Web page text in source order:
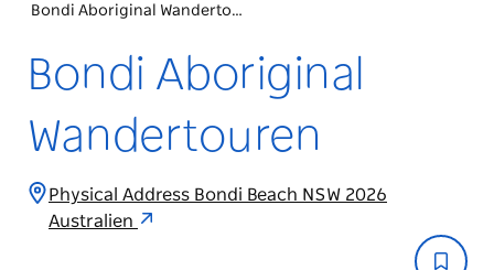
Bondi Aboriginal Wandertouren
Bondi Aboriginal
Wandertouren
Physical Address Bondi Beach NSW 2026
Australien